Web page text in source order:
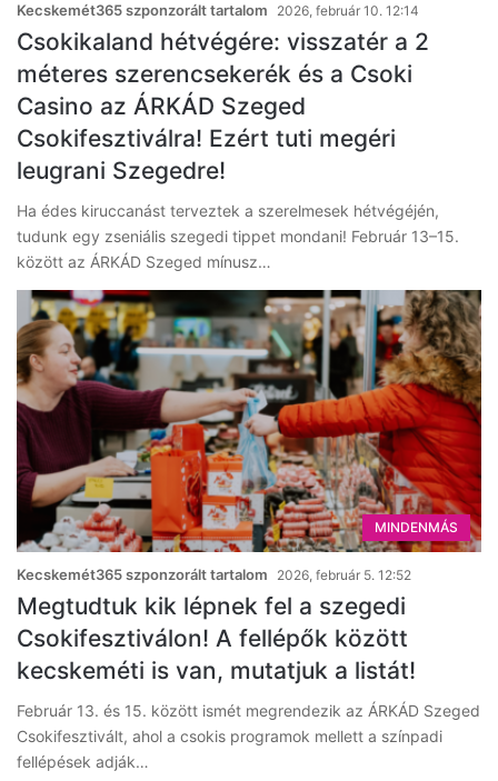
Kecskemét365 szponzorált tartalom 2026, február 10. 12:14
Csokikaland hétvégére: visszatér a 2
méteres szerencsekerék és a Csoki
Casino az ÁRKÁD Szeged
Csokifesztiválra! Ezért tuti megéri
leugrani Szegedre!
Ha édes kiruccanást terveztek a szerelmesek hétvégéjén,
tudunk egy zseniális szegedi tippet mondani! Február 13–15.
között az ÁRKÁD Szeged mínusz…
MINDENMÁS
Kecskemét365 szponzorált tartalom 2026, február 5. 12:52
Megtudtuk kik lépnek fel a szegedi
Csokifesztiválon! A fellépők között
kecskeméti is van, mutatjuk a listát!
Február 13. és 15. között ismét megrendezik az ÁRKÁD Szeged
Csokifesztivált, ahol a csokis programok mellett a színpadi
fellépések adják…